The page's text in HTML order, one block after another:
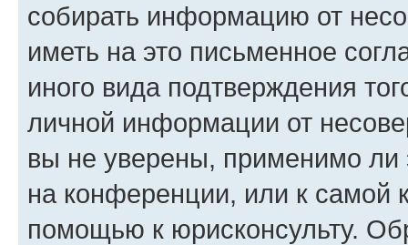
собирать информацию от
иметь на это письменное
иного вида подтверждения
личной информации от
вы не уверены, применимо ли
на конференции, или к самой
помощью к юрисконсульту.